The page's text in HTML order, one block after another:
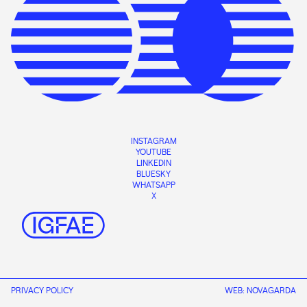
proxecto María de Maeztu.
As propostas deberán enviarse a:calls@igfae.usc.es.
INSTAGRAM
YOUTUBE
LINKEDIN
BLUESKY
WHATSAPP
X
PRIVACY POLICY
WEB: NOVAGARDA